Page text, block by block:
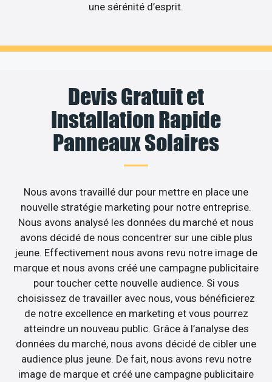
une sérénité d’esprit.
Devis Gratuit et
Installation Rapide
Panneaux Solaires
Nous avons travaillé dur pour mettre en place une
nouvelle stratégie marketing pour notre entreprise.
Nous avons analysé les données du marché et nous
avons décidé de nous concentrer sur une cible plus
jeune. Effectivement nous avons revu notre image de
marque et nous avons créé une campagne publicitaire
pour toucher cette nouvelle audience. Si vous
choisissez de travailler avec nous, vous bénéficierez
de notre excellence en marketing et vous pourrez
atteindre un nouveau public. Grâce à l’analyse des
données du marché, nous avons décidé de cibler une
audience plus jeune. De fait, nous avons revu notre
image de marque et créé une campagne publicitaire